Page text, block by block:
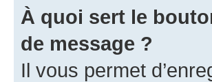
À quoi sert le
de message ?
Il vous permet